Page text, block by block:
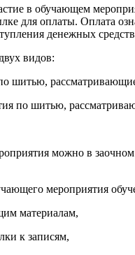
в обучающем
для оплаты. Оплата
денежных
видов:
шитью,
по шитью,
можно в
мероприятия
материалам,
к записям,